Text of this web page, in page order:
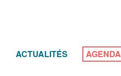
ACTUALITÉS AGENDA